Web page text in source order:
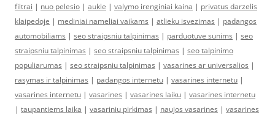
filtrai | nuo pelesio | aukle | valymo irenginiai kaina | privatus darzelis
klaipedoje | mediniai nameliai vaikams | atlieku isvezimas | padangos
automobiliams | seo straipsniu talpinimas | parduotuve sunims | seo
straipsniu talpinimas | seo straipsniu talpinimas | seo talpinimo
populiarumas | seo straipsniu talpinimas | vasarines ar universalios |
rasymas ir talpinimas | padangos internetu | vasarines internetu |
vasarines internetu | vasarines | vasarines laiku | vasarines internetu
| taupantiems laika | vasariniu pirkimas | naujos vasarines | vasarines